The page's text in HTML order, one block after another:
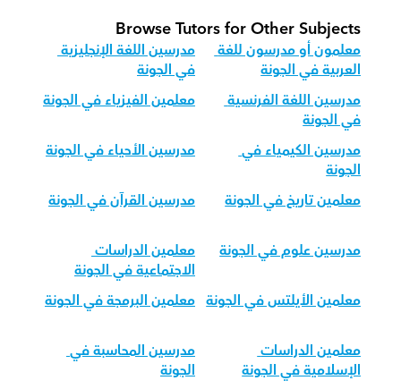
Browse Tutors for Other Subjects
معلمون أو مدرسون للغة
العربية في الجونة
مدرسين اللغة الإنجليزية
في الجونة
مدرسين اللغة الفرنسية
في الجونة
معلمين الفيزياء في الجونة
مدرسين الكيمياء في
الجونة
مدرسين الأحياء في الجونة
معلمين تاريخ في الجونة
مدرسين القرآن في الجونة
مدرسين علوم في الجونة
معلمين الدراسات
الاجتماعية في الجونة
معلمين الأيلتس في الجونة معلمين البرمجة في الجونة
معلمين الدراسات
الإسلامية في الجونة
مدرسين المحاسبة في
الجونة